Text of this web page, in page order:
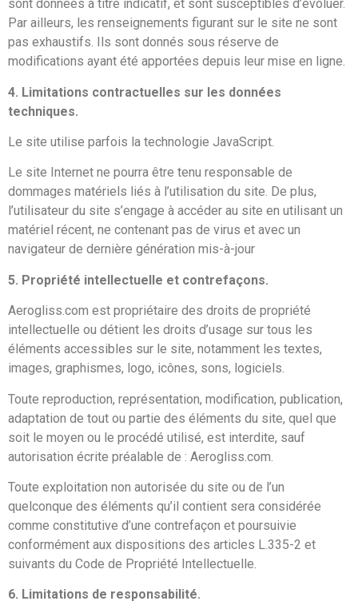
sont données à titre indicatif, et sont susceptibles d’évoluer.
Par ailleurs, les renseignements figurant sur le site ne sont
pas exhaustifs. Ils sont donnés sous réserve de
modifications ayant été apportées depuis leur mise en ligne.
4. Limitations contractuelles sur les données
techniques.
Le site utilise parfois la technologie JavaScript.
Le site Internet ne pourra être tenu responsable de
dommages matériels liés à l’utilisation du site. De plus,
l’utilisateur du site s’engage à accéder au site en utilisant un
matériel récent, ne contenant pas de virus et avec un
navigateur de dernière génération mis-à-jour
5. Propriété intellectuelle et contrefaçons.
Aerogliss.com est propriétaire des droits de propriété
intellectuelle ou détient les droits d’usage sur tous les
éléments accessibles sur le site, notamment les textes,
images, graphismes, logo, icônes, sons, logiciels.
Toute reproduction, représentation, modification, publication,
adaptation de tout ou partie des éléments du site, quel que
soit le moyen ou le procédé utilisé, est interdite, sauf
autorisation écrite préalable de : Aerogliss.com.
Toute exploitation non autorisée du site ou de l’un
quelconque des éléments qu’il contient sera considérée
comme constitutive d’une contrefaçon et poursuivie
conformément aux dispositions des articles L.335-2 et
suivants du Code de Propriété Intellectuelle.
6. Limitations de responsabilité.